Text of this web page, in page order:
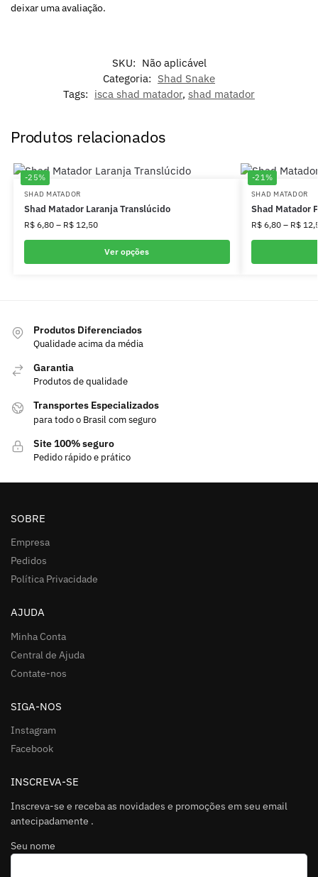
deixar uma avaliação.
SKU: Não aplicável
Categoria: Shad Snake
Tags: isca shad matador, shad matador
Produtos relacionados
-25%
SHAD MATADOR
Shad Matador Laranja Translúcido
R$6,80 – R$12,50
Ver opções
-21%
SHAD MATADOR
Shad Matador
R$6,80 – R$
Produtos Diferenciados
Qualidade acima da média
Garantia
Produtos de qualidade
Transportes Especializados
para todo o Brasil com seguro
Site 100% seguro
Pedido rápido e prático
SOBRE
Empresa
Pedidos
Política Privacidade
AJUDA
Minha Conta
Central de Ajuda
Contate-nos
SIGA-NOS
Instagram
Facebook
INSCREVA-SE
Inscreva-se e receba as novidades e promoções em seu email
antecipadamente .
Seu nome